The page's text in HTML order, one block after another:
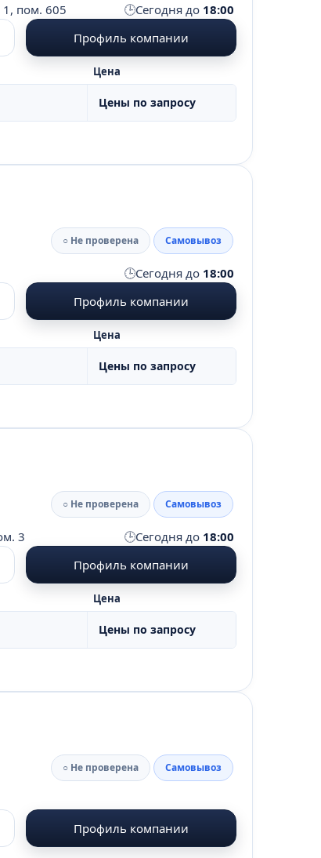
1, пом. 605 🕒Сегодня до 18:00
Профиль компании
Цена
Цены по запросу
○ Не проверена Самовывоз
🕒Сегодня до 18:00
Профиль компании
Цена
Цены по запросу
○ Не проверена Самовывоз
3 🕒Сегодня до 18:00
Профиль компании
Цена
Цены по запросу
○ Не проверена Самовывоз
Профиль компании